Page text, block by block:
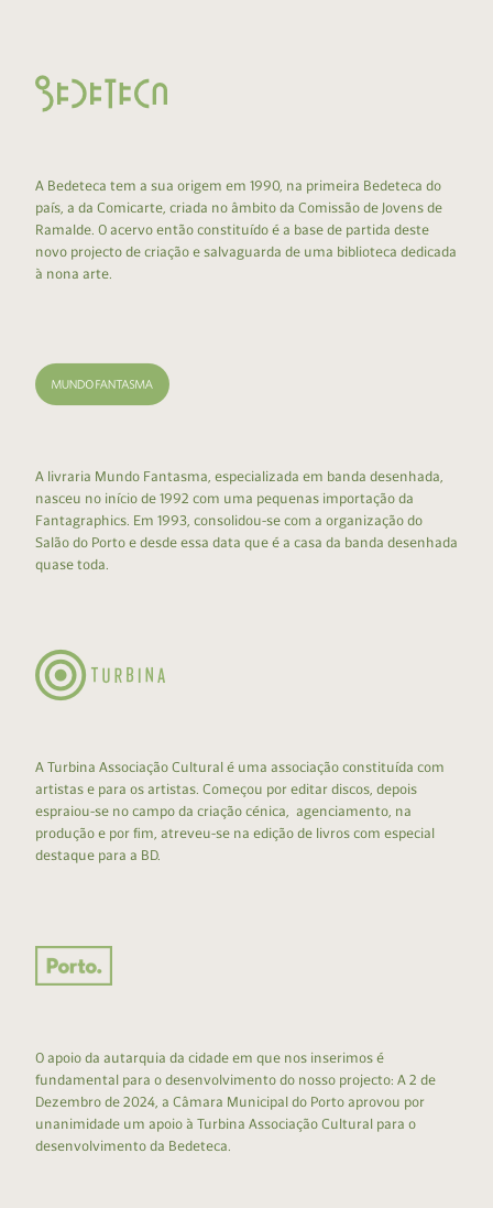
A Bedeteca tem a sua origem em 1990, na primeira Bedeteca do
país, a da Comicarte, criada no âmbito da Comissão de Jovens de
Ramalde. O acervo então constituído é a base de partida deste
novo projecto de criação e salvaguarda de uma biblioteca dedicada
à nona arte.
A livraria Mundo Fantasma, especializada em banda desenhada,
nasceu no início de 1992 com uma pequenas importação da
Fantagraphics. Em 1993, consolidou-se com a organização do
Salão do Porto e desde essa data que é a casa da banda desenhada
quase toda.
A Turbina Associação Cultural é uma associação constituída com
artistas e para os artistas. Começou por editar discos, depois
espraiou-se no campo da criação cénica, agenciamento, na
produção e por fim, atreveu-se na edição de livros com especial
destaque para a BD.
O apoio da autarquia da cidade em que nos inserimos é
fundamental para o desenvolvimento do nosso projecto: A 2 de
Dezembro de 2024, a Câmara Municipal do Porto aprovou por
unanimidade um apoio à Turbina Associação Cultural para o
desenvolvimento da Bedeteca.